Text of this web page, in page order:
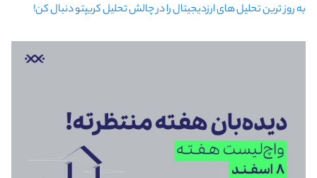
به روز ترین تحلیل های ارزدیجیتال را در چالش تحلیل کریپتو دنبال کن!